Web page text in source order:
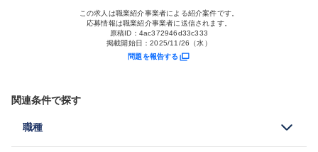
この求人は職業紹介事業者による紹介案件です。
応募情報は職業紹介事業者に送信されます。
原稿ID： 4ac372946d33c333
掲載開始日：2025/11/26（水）
問題を報告する
関連条件で探す
職種